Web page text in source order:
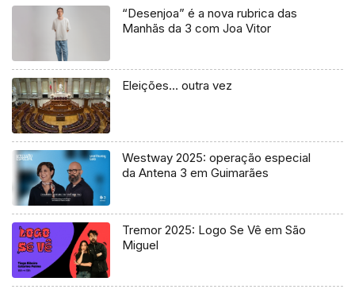
“Desenjoa” é a nova rubrica das
Manhãs da 3 com Joa Vitor
Eleições… outra vez
Westway 2025: operação especial
da Antena 3 em Guimarães
Tremor 2025: Logo Se Vê em São
Miguel